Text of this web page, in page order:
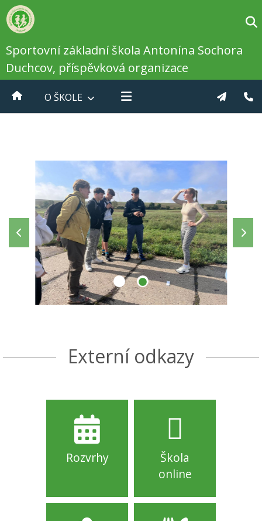
Sportovní základní škola Antonína Sochora
Duchcov, příspěvková organizace
O ŠKOLE
Externí odkazy
Rozvrhy
Škola
online